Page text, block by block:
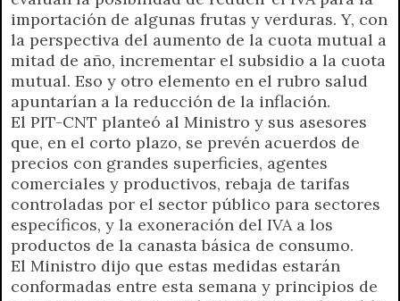
importación de algunas frutas y verduras. Y, con
la perspectiva del aumento de la cuota mutual a
mitad de año, incrementar el subsidio a la cuota
mutual. Eso y otro elemento en el rubro salud
apuntarían a la reducción de la inflación.
El PIT-CNT planteó al Ministro y sus asesores
que, en el corto plazo, se prevén acuerdos de
precios con grandes superficies, agentes
comerciales y productivos, rebaja de tarifas
controladas por el sector público para sectores
específicos, y la exoneración del IVA a los
productos de la canasta básica de consumo.
El Ministro dijo que estas medidas estarán
conformadas entre esta semana y principios de